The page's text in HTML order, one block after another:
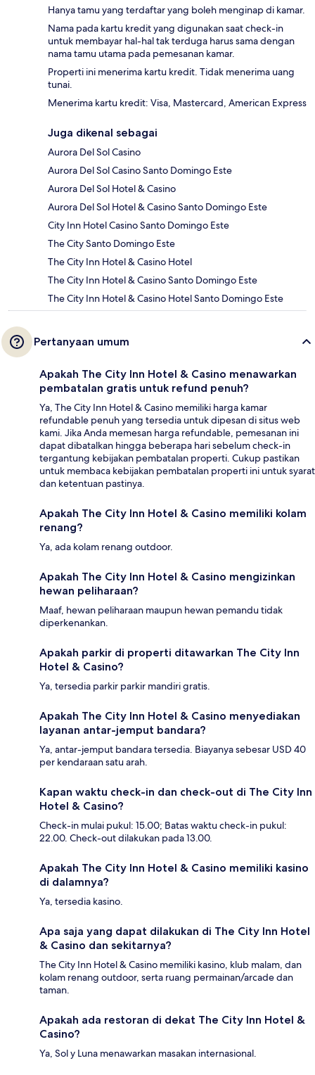
Hanya tamu yang terdaftar yang boleh menginap di kamar.
Nama pada kartu kredit yang digunakan saat check-in
untuk membayar hal-hal tak terduga harus sama dengan
nama tamu utama pada pemesanan kamar.
Properti ini menerima kartu kredit. Tidak menerima uang
tunai.
Menerima kartu kredit: Visa, Mastercard, American Express
Juga dikenal sebagai
Aurora Del Sol Casino
Aurora Del Sol Casino Santo Domingo Este
Aurora Del Sol Hotel & Casino
Aurora Del Sol Hotel & Casino Santo Domingo Este
City Inn Hotel Casino Santo Domingo Este
The City Santo Domingo Este
The City Inn Hotel & Casino Hotel
The City Inn Hotel & Casino Santo Domingo Este
The City Inn Hotel & Casino Hotel Santo Domingo Este
Pertanyaan umum
Apakah The City Inn Hotel & Casino menawarkan
pembatalan gratis untuk refund penuh?
Ya, The City Inn Hotel & Casino memiliki harga kamar
refundable penuh yang tersedia untuk dipesan di situs web
kami. Jika Anda memesan harga refundable, pemesanan ini
dapat dibatalkan hingga beberapa hari sebelum check-in
tergantung kebijakan pembatalan properti. Cukup pastikan
untuk membaca kebijakan pembatalan properti ini untuk syarat
dan ketentuan pastinya.
Apakah The City Inn Hotel & Casino memiliki kolam
renang?
Ya, ada kolam renang outdoor.
Apakah The City Inn Hotel & Casino mengizinkan
hewan peliharaan?
Maaf, hewan peliharaan maupun hewan pemandu tidak
diperkenankan.
Apakah parkir di properti ditawarkan The City Inn
Hotel & Casino?
Ya, tersedia parkir parkir mandiri gratis.
Apakah The City Inn Hotel & Casino menyediakan
layanan antar-jemput bandara?
Ya, antar-jemput bandara tersedia. Biayanya sebesar USD 40
per kendaraan satu arah.
Kapan waktu check-in dan check-out di The City Inn
Hotel & Casino?
Check-in mulai pukul: 15.00; Batas waktu check-in pukul:
22.00. Check-out dilakukan pada 13.00.
Apakah The City Inn Hotel & Casino memiliki kasino
di dalamnya?
Ya, tersedia kasino.
Apa saja yang dapat dilakukan di The City Inn Hotel
& Casino dan sekitarnya?
The City Inn Hotel & Casino memiliki kasino, klub malam, dan
kolam renang outdoor, serta ruang permainan/arcade dan
taman.
Apakah ada restoran di dekat The City Inn Hotel &
Casino?
Ya, Sol y Luna menawarkan masakan internasional.